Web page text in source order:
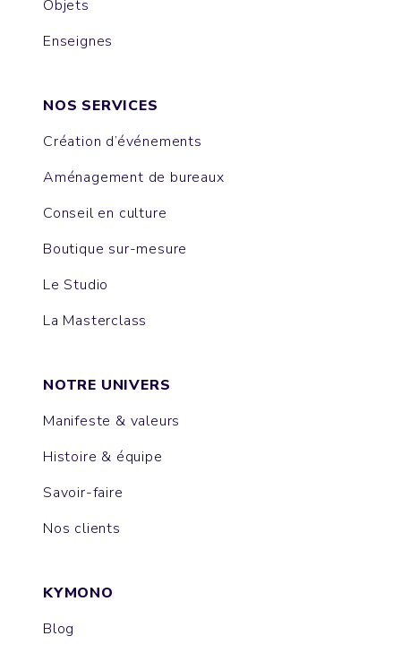
Objets
Enseignes
NOS SERVICES
Création d’événements
Aménagement de bureaux
Conseil en culture
Boutique sur-mesure
Le Studio
La Masterclass
NOTRE UNIVERS
Manifeste & valeurs
Histoire & équipe
Savoir-faire
Nos clients
KYMONO
Blog